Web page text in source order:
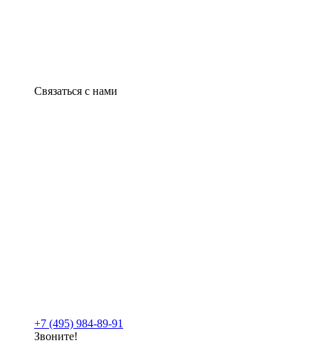
Связаться с нами
+7 (495) 984-89-91
Звоните!